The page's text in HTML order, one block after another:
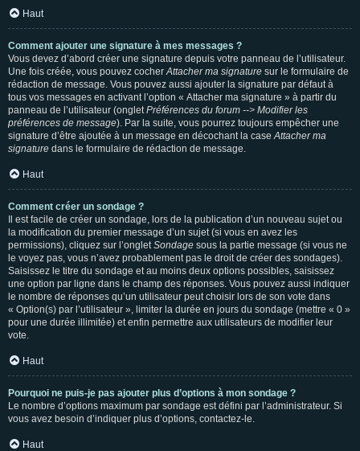
Haut
Comment ajouter une signature à mes messages ?
Vous devez d’abord créer une signature depuis votre panneau de l’utilisateur.
Une fois créée, vous pouvez cocherAttacher ma signature sur le formulaire de
rédaction de message. Vous pouvez aussi ajouter la signature par défaut à
tous vos messages en activant l’option « Attacher ma signature » à partir du
panneau de l’utilisateur (ongletPréférences du forum --> Modifier les
préférences de message). Par la suite, vous pourrez toujours empêcher une
signature d’être ajoutée à un message en décochant la caseAttacher ma
signature dans le formulaire de rédaction de message.
Haut
Comment créer un sondage ?
Il est facile de créer un sondage, lors de la publication d’un nouveau sujet ou
la modification du premier message d’un sujet (si vous en avez les
permissions), cliquez sur l’ongletSondage sous la partie message (si vous ne
le voyez pas, vous n’avez probablement pas le droit de créer des sondages).
Saisissez le titre du sondage et au moins deux options possibles, saisissez
une option par ligne dans le champ des réponses. Vous pouvez aussi indiquer
le nombre de réponses qu’un utilisateur peut choisir lors de son vote dans
« Option(s) par l’utilisateur », limiter la durée en jours du sondage (mettre « 0 »
pour une durée illimitée) et enfin permettre aux utilisateurs de modifier leur
vote.
Haut
Pourquoi ne puis-je pas ajouter plus d’options à mon sondage ?
Le nombre d’options maximum par sondage est défini par l’administrateur. Si
vous avez besoin d’indiquer plus d’options, contactez-le.
Haut